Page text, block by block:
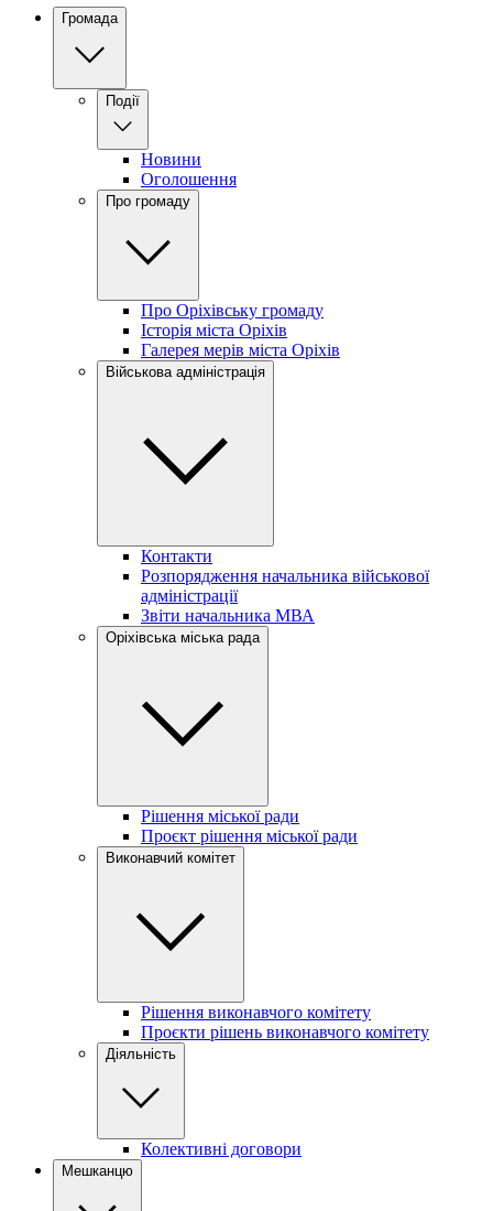
Громада
Події
Новини
Оголошення
Про громаду
Про Оріхівську громаду
Історія міста Оріхів
Галерея мерів міста Оріхів
Військова адміністрація
Контакти
Розпорядження начальника військової
адміністрації
Звіти начальника МВА
Оріхівська міська рада
Рішення міської ради
Проєкт рішення міської ради
Виконавчий комітет
Рішення виконавчого комітету
Проєкти рішень виконавчого комітету
Діяльність
Колективні договори
Мешканцю